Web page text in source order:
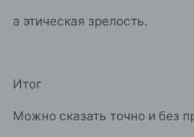
а этическая зрелость.
Итог
Можно сказать точно и без